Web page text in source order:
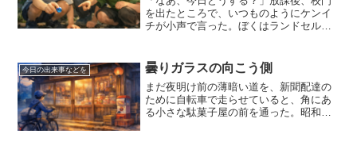
を出たところで、いつものようにケンイ
チが小声で言った。ぼくはランドセルを
昨日の雨で、流れてるかもしれない
ぞ。」すると、後ろからヒロシ...
今日の出来事などを 曇りガラスの向こう側
まだ夜明け前の薄暗い道を、新聞配達の
ために自転車で走らせていると、角にあ
る小さな駄菓子屋の前を通った。昭和の